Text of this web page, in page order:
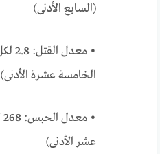
(السابع الأدنى)
الخامسة عشرة الأدنى)
عشر الأدنى)